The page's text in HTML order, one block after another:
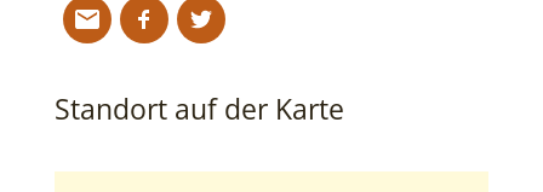
Standort auf der Karte